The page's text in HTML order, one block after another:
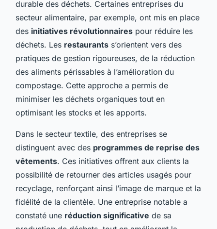
durable des déchets. Certaines entreprises du
secteur alimentaire, par exemple, ont mis en place
des initiatives révolutionnaires pour réduire les
déchets. Les restaurants s’orientent vers des
pratiques de gestion rigoureuses, de la réduction
des aliments périssables à l’amélioration du
compostage. Cette approche a permis de
minimiser les déchets organiques tout en
optimisant les stocks et les apports.
Dans le secteur textile, des entreprises se
distinguent avec des programmes de reprise des
vêtements. Ces initiatives offrent aux clients la
possibilité de retourner des articles usagés pour
recyclage, renforçant ainsi l’image de marque et la
fidélité de la clientèle. Une entreprise notable a
constaté une réduction significative de sa